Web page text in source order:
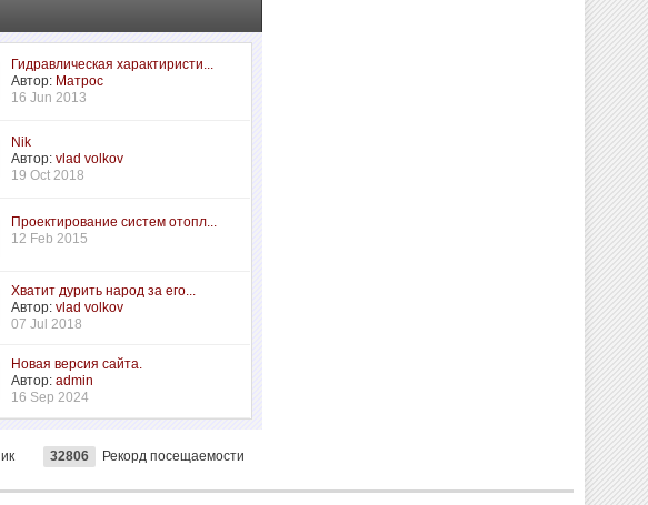
Гидравлическая характиристи...
Автор: Матрос
16 Jun 2013
Nik
Автор:vlad volkov
19 Oct 2018
Проектирование систем отопл...
12 Feb 2015
Хватит дурить народ за его...
Автор:vlad volkov
07 Jul 2018
Новая версия сайта.
Автор:admin
16 Sep 2024
32806 Рекорд посещаемости